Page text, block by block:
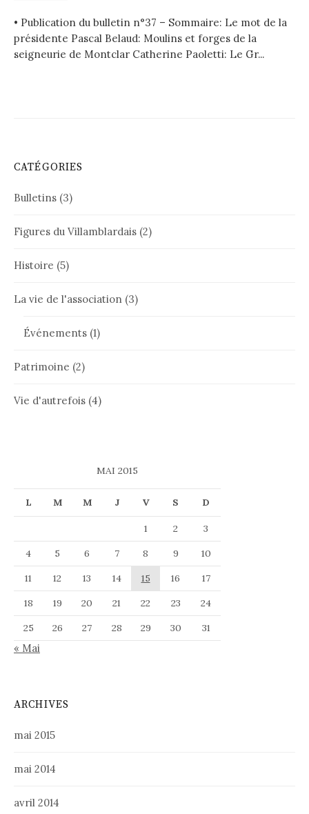
• Publication du bulletin n°37 – Sommaire: Le mot de la
présidente Pascal Belaud: Moulins et forges de la
seigneurie de Montclar Catherine Paoletti: Le Gr...
CATÉGORIES
Bulletins (3)
Figures du Villamblardais (2)
Histoire (5)
La vie de l'association (3)
Événements (1)
Patrimoine (2)
Vie d'autrefois (4)
MAI 2015
L M M J V S D
1 2
3
4
5 6 7 8 9
10
11
12 13 14 15 16
17
18
19 20 21 22 23
24
25
26 27 28 29 30 31
« Mai
ARCHIVES
mai 2015
mai 2014
avril 2014